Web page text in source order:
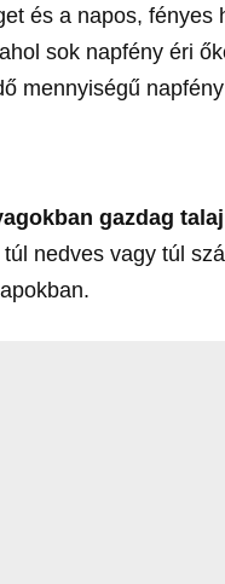
és a napos,
sok napfény éri
mennyiségű
gazdag
nedves vagy túl